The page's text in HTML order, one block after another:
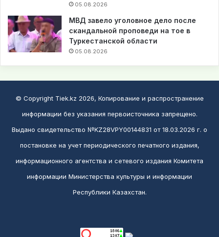
05.08.2026
МВД завело уголовное дело после
скандальной проповеди на тое в
Туркестанской области
05.08.2026
© Copyright Tiek.kz 2026, Копирование и распространение
информации без указания первоисточника запрещено.
Выдано свидетельство №KZ28VPY00144831 от 18.03.2026 г. о
постановке на учет периодического печатного издания,
информационного агентства и сетевого издания Комитета
информации Министерства культуры и информации
Республики Казахстан.